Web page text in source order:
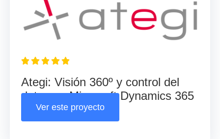
Ategi: Visión 360º y control del
dato con Microsoft Dynamics 365
Business Central
Ver este proyecto